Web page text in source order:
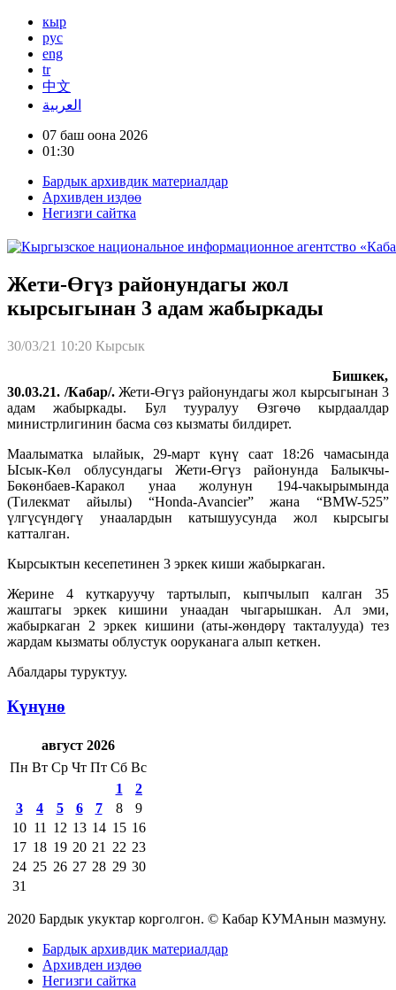
кыр
рус
eng
tr
中文
العربية
07 баш оона 2026
01:30
Бардык архивдик материалдар
Архивден издөө
Негизги сайтка
Жети-Өгүз районундагы жол
кырсыгынан 3 адам жабыркады
30/03/21 10:20 Кырсык
Бишкек,
30.03.21. /Кабар/. Жети-Өгүз районундагы жол кырсыгынан 3
адам жабыркады. Бул тууралуу Өзгөчө кырдаалдар
министрлигинин басма сөз кызматы билдирет.
Маалыматка ылайык, 29-март күнү саат 18:26 чамасында
Ысык-Көл облусундагы Жети-Өгүз районунда Балыкчы-
Бөкөнбаев-Каракол унаа жолунун 194-чакырымында
(Тилекмат айылы) “Honda-Avancier” жана “BMW-525”
үлгүсүндөгү унаалардын катышуусунда жол кырсыгы
катталган.
Кырсыктын кесепетинен 3 эркек киши жабыркаган.
Жерине 4 куткаруучу тартылып, кыпчылып калган 35
жаштагы эркек кишини унаадан чыгарышкан. Ал эми,
жабыркаган 2 эркек кишини (аты-жөндөрү такталууда) тез
жардам кызматы облустук ооруканага алып кеткен.
Абалдары туруктуу.
Күнүнө
август 2026
Пн Вт Ср Чт Пт Сб Вс
1
2
3
4 5 6 7 8
9
10 11 12 13 14 15 16
17 18 19 20 21 22 23
24 25 26 27 28 29 30
31
2020 Бардык укуктар корголгон. © Кабар КУМАнын мазмуну.
Бардык архивдик материалдар
Архивден издөө
Негизги сайтка